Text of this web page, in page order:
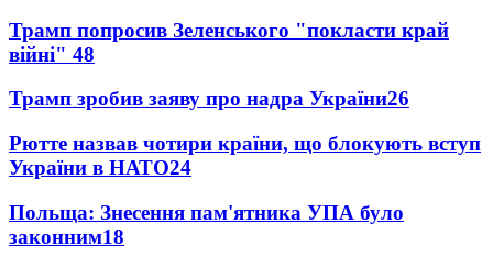
Трамп попросив Зеленського "покласти край
війні" 48
Трамп зробив заяву про надра України26
Рютте назвав чотири країни, що блокують вступ
України в НАТО24
Польща: Знесення пам'ятника УПА було
законним18